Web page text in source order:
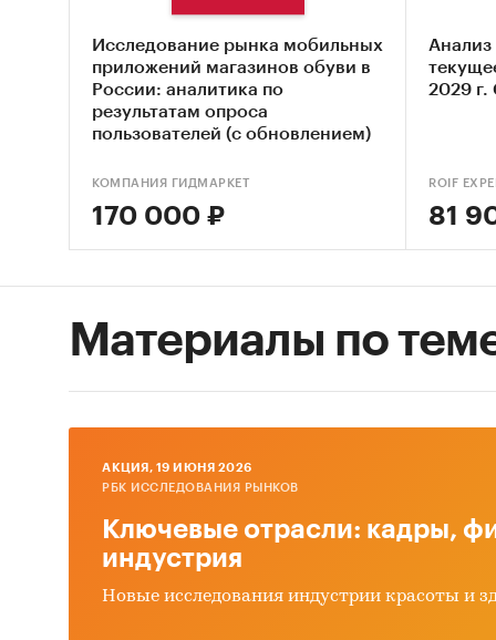
и
Топ-
Исследование рынка мобильных
приложений магазинов обуви в
России: аналитика по
результатам опроса
пользователей (с обновлением)
КОМПАНИЯ ГИДМАРКЕТ
170 000 ₽
2029 г.
ROIF
81
Материалы по
AКЦИЯ, 19 ИЮНЯ 2026
РБК ИССЛЕДОВАНИЯ РЫНКОВ
Ключевые отрасли: кадры,
индустрия
Новые исследования индустрии красоты и